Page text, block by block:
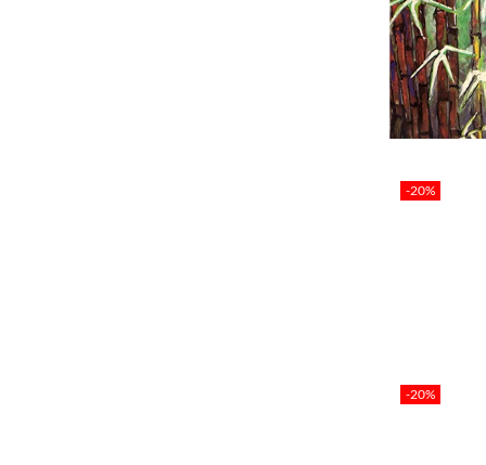
-20%
-20%